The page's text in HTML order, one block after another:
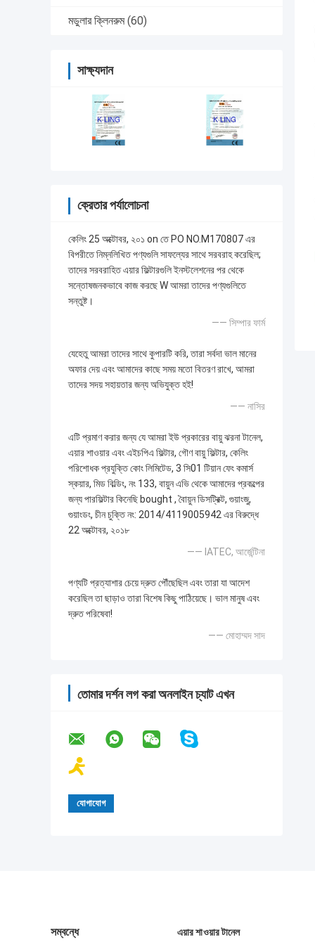
মডুলার ক্লিনরুম (60)
সাক্ষ্যদান
ক্রেতার পর্যালোচনা
কেলিং 25 অক্টোবর, ২০১ on তে PO NO.M170807 এর
বিপরীতে নিম্নলিখিত পণ্যগুলি সাফল্যের সাথে সরবরাহ করেছিল;
তাদের সরবরাহিত এয়ার ফিল্টারগুলি ইনস্টলেশনের পর থেকে
সন্তোষজনকভাবে কাজ করছে W আমরা তাদের পণ্যগুলিতে
সন্তুষ্ট।
—— সিম্পার ফার্ম
যেহেতু আমরা তাদের সাথে কুপারটি করি, তারা সর্বদা ভাল মানের
অফার দেয় এবং আমাদের কাছে সময় মতো বিতরণ রাখে, আমরা
তাদের সদয় সহায়তার জন্য অভিযুক্ত হই!
—— নাসির
এটি প্রমাণ করার জন্য যে আমরা ইউ প্রকারের বায়ু ঝরনা টানেল,
এয়ার শাওয়ার এবং এইচপিএ ফিল্টার, গৌণ বায়ু ফিল্টার, কেলিং
পরিশোধক প্রযুক্তি কোং লিমিটেড, 3 সি01 টিয়ান ফেং কমার্স
স্কয়ার, মিড বিল্ডিং, নং 133, বায়ুন এভি থেকে আমাদের প্রকল্পের
জন্য পারফিল্টার কিনেছি bought , বৈায়ুন ডিসট্রিক্ট, গুয়াংজু,
গুয়াংডং, চীন চুক্তি নং: 2014/4119005942 এর বিরুদ্ধে
22 অক্টোবর, ২০১৮
—— IATEC, আর্জেন্টিনা
পণ্যটি প্রত্যাশার চেয়ে দ্রুত পৌঁছেছিল এবং তারা যা আদেশ
করেছিল তা ছাড়াও তারা বিশেষ কিছু পাঠিয়েছে। ভাল মানুষ এবং
দ্রুত পরিষেবা!
—— মোহাম্মদ সাদ
তোমার দর্শন লগ করা অনলাইন চ্যাট এখন
সম্বন্ধে এয়ার শাওয়ার টানেল